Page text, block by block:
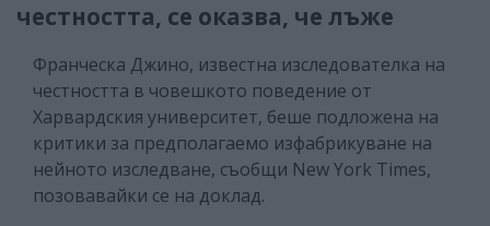
честността, се оказва, че лъже
Франческа Джино, известна изследователка на
честността в човешкото поведение от
Харвардския университет, беше подложена на
критики за предполагаемо изфабрикуване на
нейното изследване, съобщи New York Times,
позовавайки се на доклад.